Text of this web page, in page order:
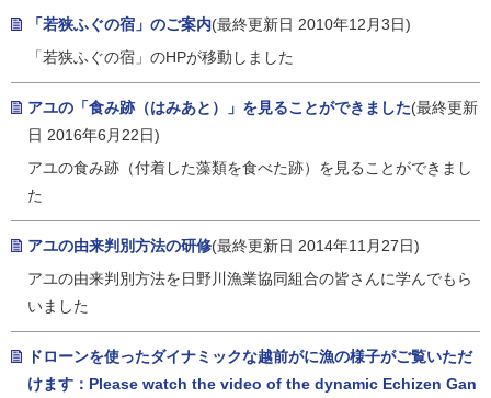
「若狭ふぐの宿」のご案内(最終更新日 2010年12月3日)
「若狭ふぐの宿」のHPが移動しました
アユの「食み跡（はみあと）」を見ることができました(最終更新
日 2016年6月22日)
アユの食み跡（付着した藻類を食べた跡）を見ることができまし
た
アユの由来判別方法の研修(最終更新日 2014年11月27日)
アユの由来判別方法を日野川漁業協同組合の皆さんに学んでもら
いました
ドローンを使ったダイナミックな越前がに漁の様子がご覧いただ
けます：Please watch the video of the dynamic Echizen Gan